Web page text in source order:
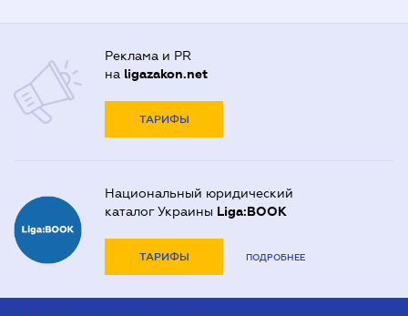
Реклама и PR
на ligazakon.net
ТАРИФЫ
Национальный юридический
каталог Украины Liga:BOOK
ТАРИФЫ ПОДРОБНЕЕ